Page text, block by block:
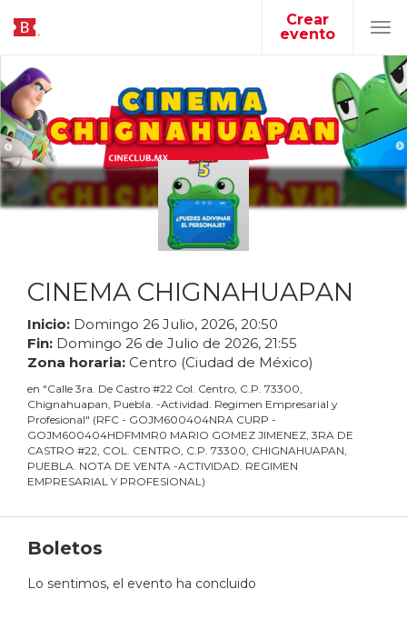
Crear
evento
CINEMA CHIGNAHUAPAN
Inicio: Domingo 26 Julio, 2026, 20:50
Fin: Domingo 26 de Julio de 2026, 21:55
Zona horaria: Centro (Ciudad de México)
en "Calle 3ra. De Castro #22 Col. Centro, C.P. 73300,
Chignahuapan, Puebla. -Actividad. Regimen Empresarial y
Profesional" (RFC - GOJM600404NRA CURP -
GOJM600404HDFMMR0 MARIO GOMEZ JIMENEZ, 3RA DE
CASTRO #22, COL. CENTRO, C.P. 73300, CHIGNAHUAPAN,
PUEBLA. NOTA DE VENTA -ACTIVIDAD. REGIMEN
EMPRESARIAL Y PROFESIONAL)
Boletos
Lo sentimos, el evento ha concluido